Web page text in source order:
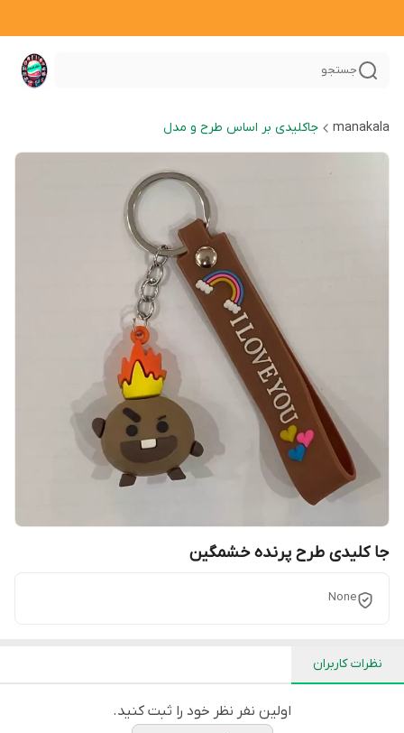
جستجو
manakala جاکلیدی بر اساس طرح و مدل
جا کلیدی طرح پرنده خشمگین
None
نظرات کاربران
اولین نفر نظر خود را ثبت کنید.